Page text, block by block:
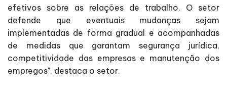
efetivos sobre as relações de trabalho. O setor
defende que eventuais mudanças sejam
implementadas de forma gradual e acompanhadas
de medidas que garantam segurança jurídica,
competitividade das empresas e manutenção dos
empregos", destaca o setor.